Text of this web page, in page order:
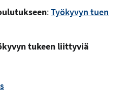
:Työkyvyn tuen
tukeen liittyviä